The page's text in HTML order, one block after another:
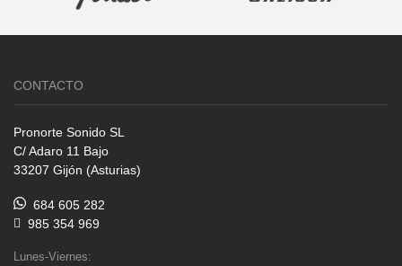
CONTACTO
Pronorte Sonido SL
C/ Adaro 11 Bajo
33207 Gijón (Asturias)
684 605 282
985 354 969
Lunes-Viernes: